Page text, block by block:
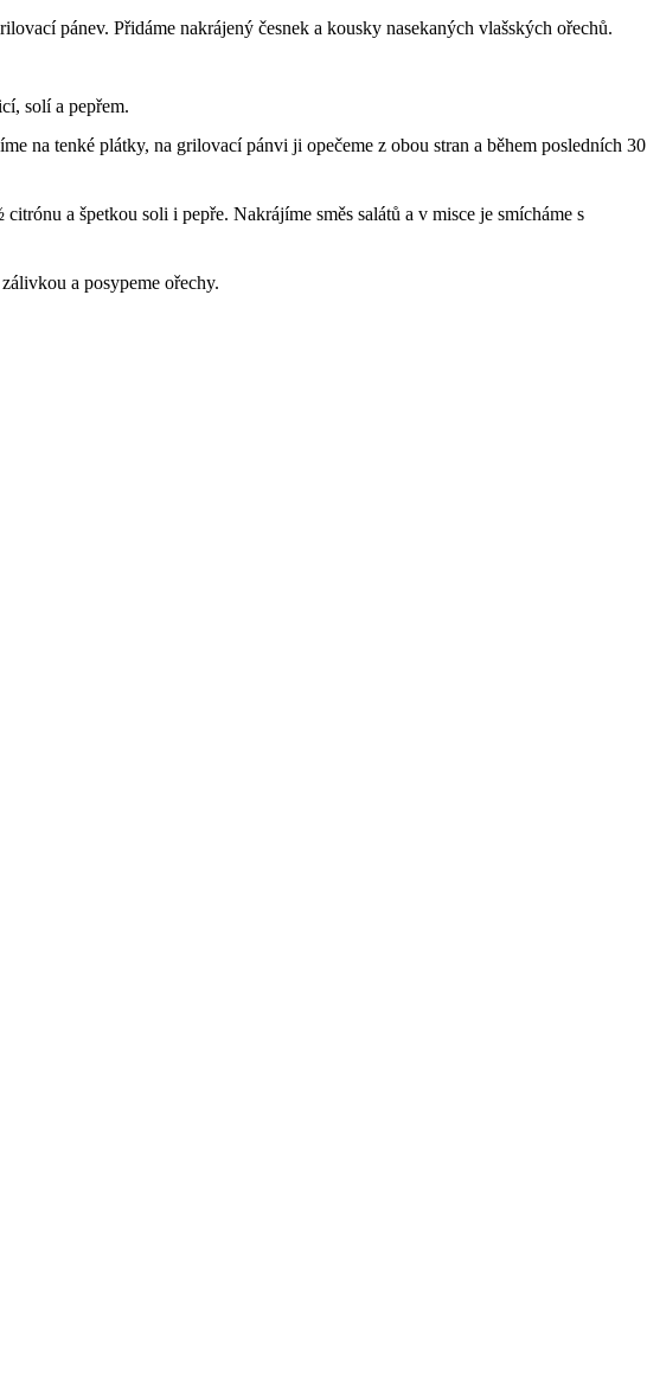
pánev. Přidáme nakrájený česnek a kousky nasekaných vlašských ořechů.
solí a pepřem.
na tenké plátky, na grilovací pánvi ji opečeme z obou stran a během posledních 30
a špetkou soli i pepře. Nakrájíme směs salátů a v misce je smícháme s
a posypeme ořechy.